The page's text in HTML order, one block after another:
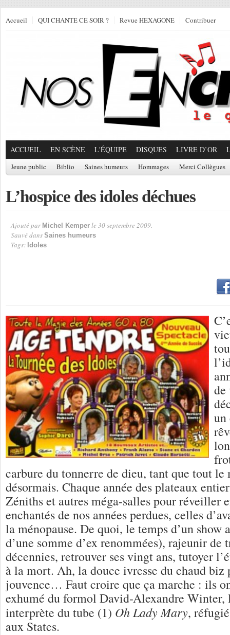
Accueil QUI CHANTE CE SOIR ? Revue HEXAGONE Contribuer
ACCUEIL EN SCÈNE L'ÉQUIPE DISQUES LIVRE D’OR
Jeune public Biblio Saines humeurs Hommages Merci Collègues
L’hospice des idoles déchues
Ajouté par Michel Kemper le 30 septembre 2009.
Sauvé dans Saines humeurs
Tags: Idoles
un
carbure du tonnerre de dieu, tant que tout le
désormais. Chaque année des plateaux
Zéniths et autres méga-salles pour réveiller
enchantés de nos années perdues, celles
la ménopause. De quoi, le temps d’un
d’une somme d’ex renommées), rajeunir de
décennies, retrouver ses vingt ans, tutoyer
à la mort. Ah, la douce ivresse du chaud biz
jouvence… Faut croire que ça marche : ils
exhumé du formol David-Alexandre Winter,
interprète du tube (1) Oh Lady Mary,
aux States.